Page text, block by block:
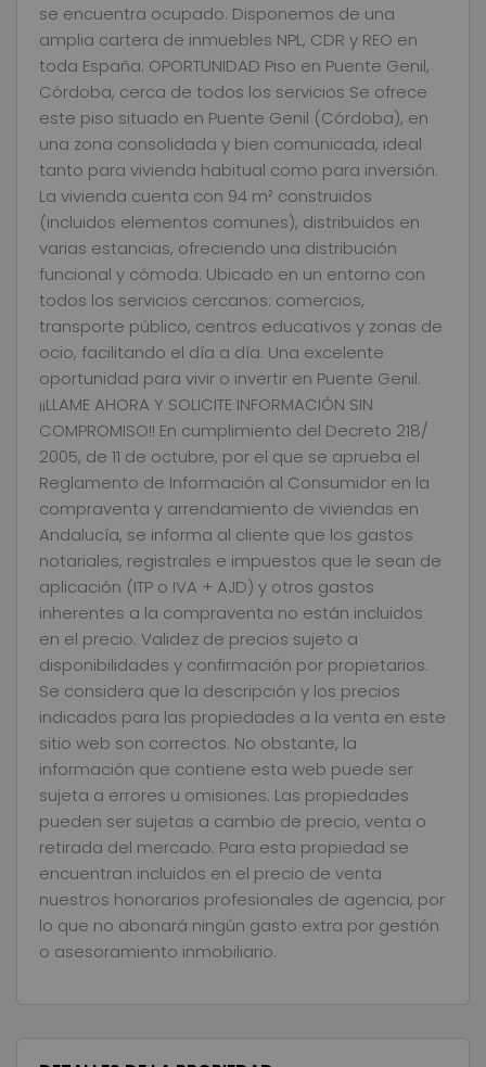
se encuentra ocupado. Disponemos de una
amplia cartera de inmuebles NPL, CDR y REO en
toda España. OPORTUNIDAD Piso en Puente Genil,
Córdoba, cerca de todos los servicios Se ofrece
este piso situado en Puente Genil (Córdoba), en
una zona consolidada y bien comunicada, ideal
tanto para vivienda habitual como para inversión.
La vivienda cuenta con 94 m² construidos
(incluidos elementos comunes), distribuidos en
varias estancias, ofreciendo una distribución
funcional y cómoda. Ubicado en un entorno con
todos los servicios cercanos: comercios,
transporte público, centros educativos y zonas de
ocio, facilitando el día a día. Una excelente
oportunidad para vivir o invertir en Puente Genil.
¡¡LLAME AHORA Y SOLICITE INFORMACIÓN SIN
COMPROMISO!! En cumplimiento del Decreto 218/
2005, de 11 de octubre, por el que se aprueba el
Reglamento de Información al Consumidor en la
compraventa y arrendamiento de viviendas en
Andalucía, se informa al cliente que los gastos
notariales, registrales e impuestos que le sean de
aplicación (ITP o IVA + AJD) y otros gastos
inherentes a la compraventa no están incluidos
en el precio. Validez de precios sujeto a
disponibilidades y confirmación por propietarios.
Se considera que la descripción y los precios
indicados para las propiedades a la venta en este
sitio web son correctos. No obstante, la
información que contiene esta web puede ser
sujeta a errores u omisiones. Las propiedades
pueden ser sujetas a cambio de precio, venta o
retirada del mercado. Para esta propiedad se
encuentran incluidos en el precio de venta
nuestros honorarios profesionales de agencia, por
lo que no abonará ningún gasto extra por gestión
o asesoramiento inmobiliario.